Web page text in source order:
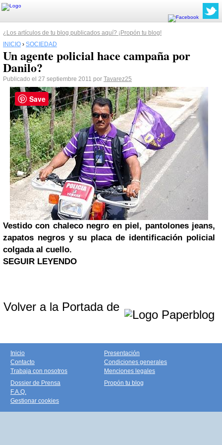
¿Los artículos de tu blog publicados aquí? ¡Propón tu blog!
INICIO › SOCIEDAD
Un agente policial hace campaña por
Danilo?
Publicado el 27 septiembre 2011 por Tavarez25
Vestido con chaleco negro en piel, pantolones jeans,
zapatos negros y su placa de identificación policial
colgada al cuello.
SEGUIR LEYENDO
Volver a la Portada de
Inicio
Contacto
Trabaja con nosotros
Presentación
Condiciones generales
Menciones legales
Dossier de Prensa
F.A.Q.
Gestionar cookies
Propón tu blog
Save